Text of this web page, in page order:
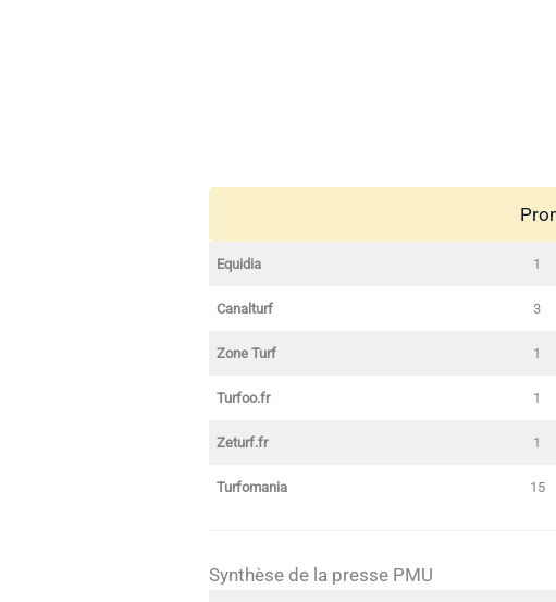
Equidia 1
Canalturf 3
Zone Turf 1
Turfoo.fr 1
Zeturf.fr 1
Turfomania 15
Synthèse de la presse PMU